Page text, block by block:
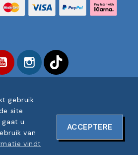
YouTubeInstagram
AMERICA UK ALLE
06354287
gebruik
site
u
van
vindt
ACCEPTERE